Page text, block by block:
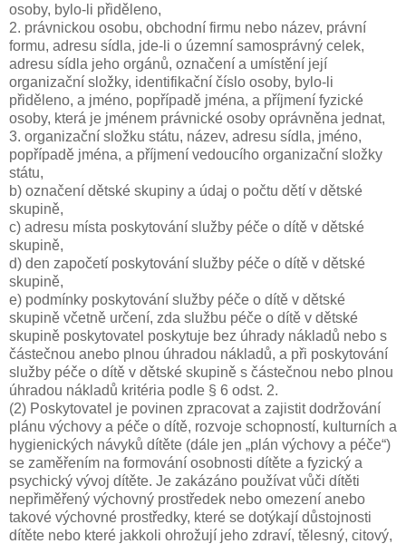
osoby, bylo-li přiděleno,
2. právnickou osobu, obchodní firmu nebo název, právní
formu, adresu sídla, jde-li o územní samosprávný celek,
adresu sídla jeho orgánů, označení a umístění její
organizační složky, identifikační číslo osoby, bylo-li
přiděleno, a jméno, popřípadě jména, a příjmení fyzické
osoby, která je jménem právnické osoby oprávněna jednat,
3. organizační složku státu, název, adresu sídla, jméno,
popřípadě jména, a příjmení vedoucího organizační složky
státu,
b) označení dětské skupiny a údaj o počtu dětí v dětské
skupině,
c) adresu místa poskytování služby péče o dítě v dětské
skupině,
d) den započetí poskytování služby péče o dítě v dětské
skupině,
e) podmínky poskytování služby péče o dítě v dětské
skupině včetně určení, zda službu péče o dítě v dětské
skupině poskytovatel poskytuje bez úhrady nákladů nebo s
částečnou anebo plnou úhradou nákladů, a při poskytování
služby péče o dítě v dětské skupině s částečnou nebo plnou
úhradou nákladů kritéria podle § 6 odst. 2.
(2) Poskytovatel je povinen zpracovat a zajistit dodržování
plánu výchovy a péče o dítě, rozvoje schopností, kulturních a
hygienických návyků dítěte (dále jen „plán výchovy a péče“)
se zaměřením na formování osobnosti dítěte a fyzický a
psychický vývoj dítěte. Je zakázáno používat vůči dítěti
nepřiměřený výchovný prostředek nebo omezení anebo
takové výchovné prostředky, které se dotýkají důstojnosti
dítěte nebo které jakkoli ohrožují jeho zdraví, tělesný, citový,